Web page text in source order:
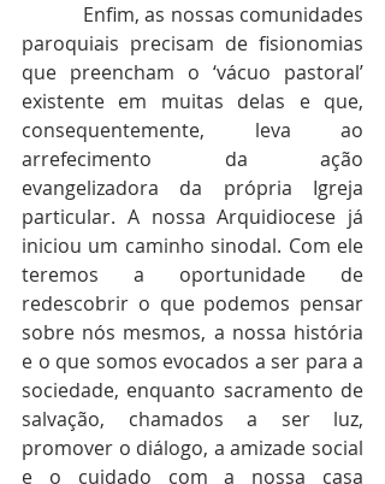
Enfim, as nossas comunidades
paroquiais precisam de fisionomias
que preencham o ‘vácuo pastoral’
existente em muitas delas e que,
consequentemente, leva ao
arrefecimento da ação
evangelizadora da própria Igreja
particular. A nossa Arquidiocese já
iniciou um caminho sinodal. Com ele
teremos a oportunidade de
redescobrir o que podemos pensar
sobre nós mesmos, a nossa história
e o que somos evocados a ser para a
sociedade, enquanto sacramento de
salvação, chamados a ser luz,
promover o diálogo, a amizade social
e o cuidado com a nossa casa